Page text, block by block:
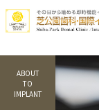
ABOUT
TO
IMPLANT